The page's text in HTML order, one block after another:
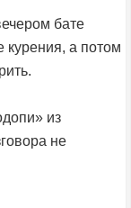
бате
курения, а потом
из
не